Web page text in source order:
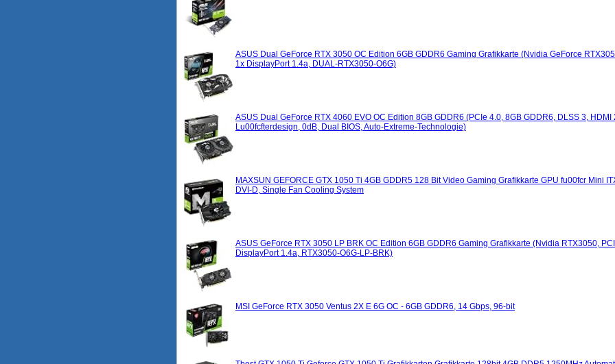
ASUS Dual GeForce RTX 3050 OC Edition 6GB GDDR6 Gaming Grafikkarte (Nvidia GeForce
1x DisplayPort 1.4a, DUAL-RTX3050-O6G)
ASUS Dual GeForce RTX 4060 EVO OC Edition 8GB GDDR6 (PCIe 4.0, 8GB GDDR6, DLSS 3,
Lu00fcfterdesign, 0dB, Dual BIOS, Auto-Extreme-Technologie)
MAXSUN GEFORCE GTX 1050 Ti 4GB GDDR5 128 Bit Video Gaming Grafikkarte GPU fu00fcr Mini
DVI-D, Single Fan Cooling System
ASUS GeForce RTX 3050 LP BRK OC Edition 6GB GDDR6 Gaming Grafikkarte (Nvidia RTX3050,
DisplayPort 1.4a, RTX3050-O6G-LP-BRK)
MSI GeForce RTX 3050 Ventus 2X E 6G OC - 6GB GDDR6, 14 Gbps, 96-bit